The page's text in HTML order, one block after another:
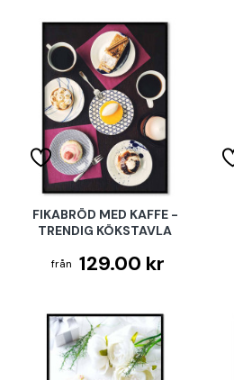
FIKABRÖD MED KAFFE -
TRENDIG KÖKSTAVLA
129.00 kr